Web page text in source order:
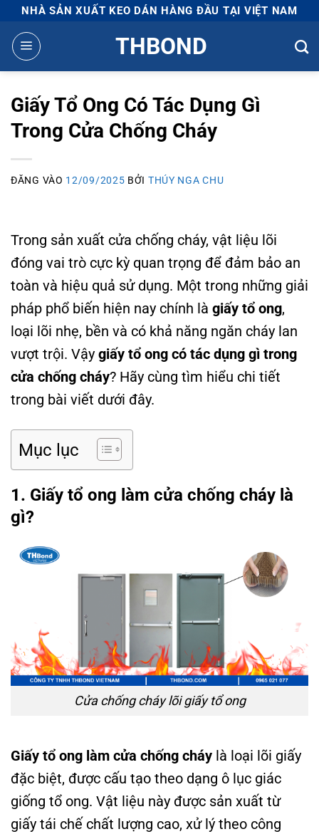
qua
nội
NHÀ SẢN XUẤT KEO DÁN HÀNG ĐẦU TẠI VIỆT NAM
THBOND
Giấy Tổ Ong Có Tác Dụng Gì
Trong Cửa Chống Cháy
ĐĂNG VÀO 12/09/2025 BỞI THÚY NGA CHU
Trong sản xuất cửa chống cháy, vật liệu lõi
đóng vai trò cực kỳ quan trọng để đảm bảo an
toàn và hiệu quả sử dụng. Một trong những giải
pháp phổ biến hiện nay chính là giấy tổ ong,
loại lõi nhẹ, bền và có khả năng ngăn cháy lan
vượt trội. Vậy giấy tổ ong có tác dụng gì trong
cửa chống cháy? Hãy cùng tìm hiểu chi tiết
trong bài viết dưới đây.
Mục lục
1. Giấy tổ ong làm cửa chống cháy là
gì?
Cửa chống cháy lõi giấy tổ ong
Giấy tổ ong làm cửa chống cháy là loại lõi giấy
đặc biệt, được cấu tạo theo dạng ô lục giác
giống tổ ong. Vật liệu này được sản xuất từ
giấy tái chế chất lượng cao, xử lý theo công